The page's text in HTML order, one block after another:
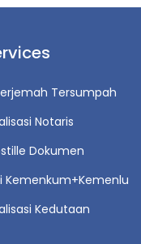
Tersumpah
Notaris
Dokumen
Kemenkum+Kemenlu
Kedutaan